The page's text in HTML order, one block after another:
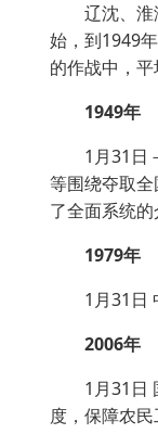
辽沈、淮海
始，到1949
的作战中，
1949年
1月31日－
等围绕夺取
了全面系统
1979年
1月31日 中
2006年
1月31日 国
度，保障农